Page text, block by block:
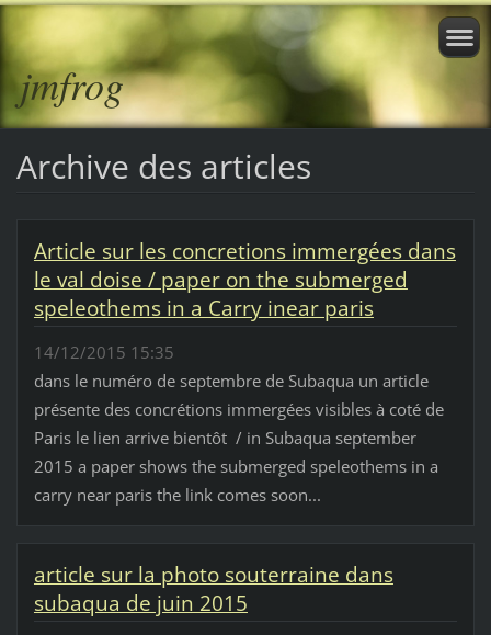
jmfrog
Archive des articles
Article sur les concretions immergées dans
le val doise / paper on the submerged
speleothems in a Carry inear paris
14/12/2015 15:35
dans le numéro de septembre de Subaqua un article
présente des concrétions immergées visibles à coté de
Paris le lien arrive bientôt / in Subaqua september
2015 a paper shows the submerged speleothems in a
carry near paris the link comes soon...
article sur la photo souterraine dans
subaqua de juin 2015